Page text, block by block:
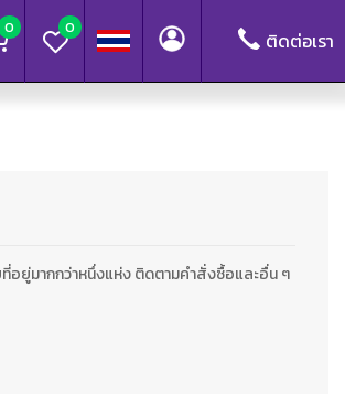
0 0
ติดต่อเรา
ที่อยู่มากกว่าหนึ่งแห่ง ติดตามคำสั่งซื้อและอื่น ๆ